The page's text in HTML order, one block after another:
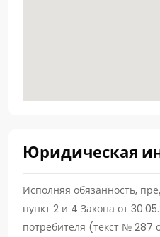
Юридическая
Исполняя обязанность,
пункт 2 и 4 Закона от
потребителя (текст № 287